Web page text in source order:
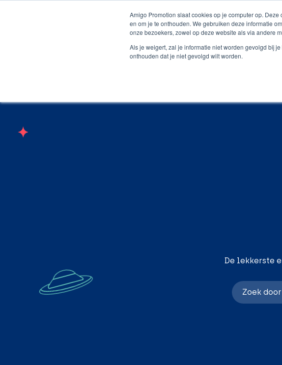
Amigo Promotion slaat cookies op je computer op.
en om je te onthouden. We gebruiken deze informatie
onze bezoekers, zowel op deze website als via andere
Als je weigert, zal je informatie niet worden gevolgd bij
onthouden dat je niet gevolgd wilt worden.
Unieke producten Gratis digitale
De lekkerste